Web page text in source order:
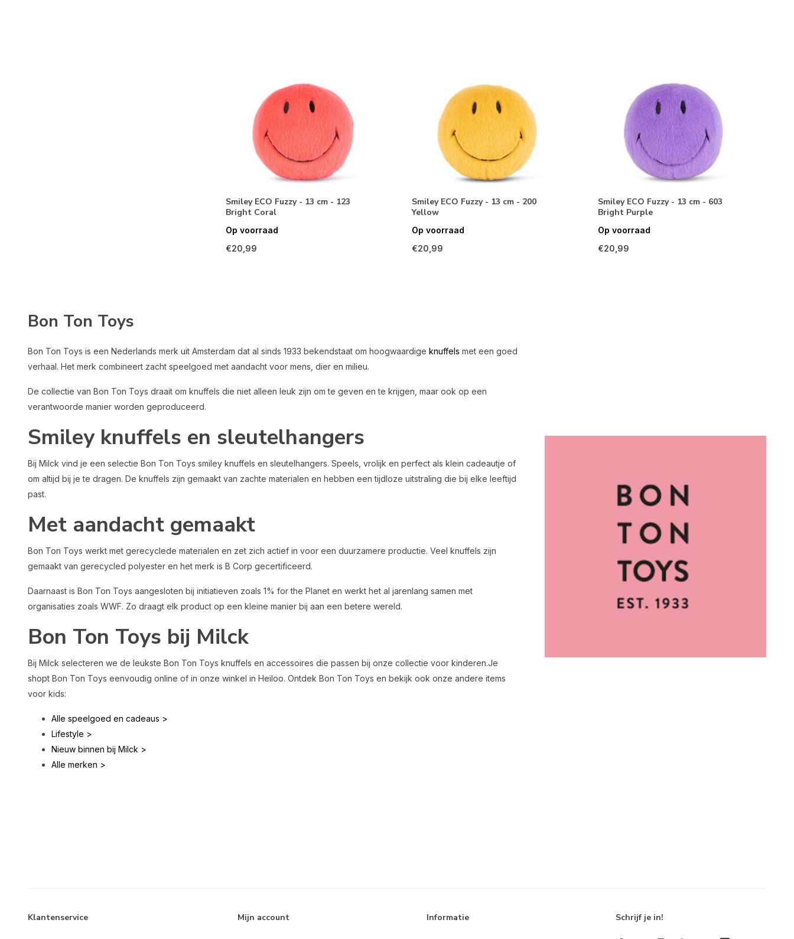
Smiley ECO Fuzzy - 13 cm - 123
Bright Coral
Op voorraad
€20,99
Smiley ECO Fuzzy - 13 cm - 200
Yellow
Op voorraad
€20,99
Smiley ECO Fuzzy - 13 cm - 603
Bright Purple
Op voorraad
€20,99
Bon Ton Toys
Bon Ton Toys is een Nederlands merk uit Amsterdam dat al sinds 1933 bekendstaat om hoogwaardige knuffels met een goed
verhaal. Het merk combineert zacht speelgoed met aandacht voor mens, dier en milieu.
De collectie van Bon Ton Toys draait om knuffels die niet alleen leuk zijn om te geven en te krijgen, maar ook op een
verantwoorde manier worden geproduceerd.
Smiley knuffels en sleutelhangers
Bij Milck vind je een selectie Bon Ton Toys smiley knuffels en sleutelhangers. Speels, vrolijk en perfect als klein cadeautje of
om altijd bij je te dragen. De knuffels zijn gemaakt van zachte materialen en hebben een tijdloze uitstraling die bij elke leeftijd
past.
Met aandacht gemaakt
Bon Ton Toys werkt met gerecyclede materialen en zet zich actief in voor een duurzamere productie. Veel knuffels zijn
gemaakt van gerecycled polyester en het merk is B Corp gecertificeerd.
Daarnaast is Bon Ton Toys aangesloten bij initiatieven zoals 1% for the Planet en werkt het al jarenlang samen met
organisaties zoals WWF. Zo draagt elk product op een kleine manier bij aan een betere wereld.
Bon Ton Toys bij Milck
Bij Milck selecteren we de leukste Bon Ton Toys knuffels en accessoires die passen bij onze collectie voor kinderen.Je
shopt Bon Ton Toys eenvoudig online of in onze winkel in Heiloo. Ontdek Bon Ton Toys en bekijk ook onze andere items
voor kids:
Alle speelgoed en cadeaus >
Lifestyle >
Nieuw binnen bij Milck >
Alle merken >
Klantenservice Mijn account Informatie Schrijf je in!